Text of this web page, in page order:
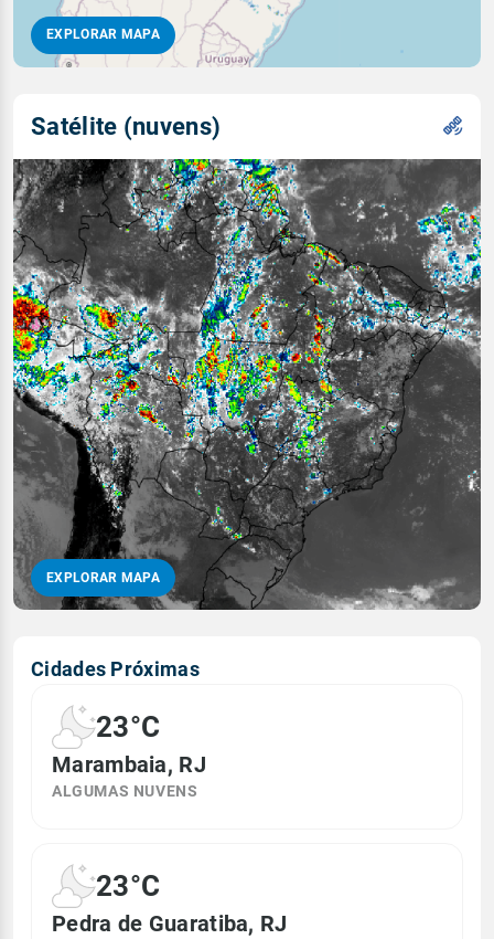
EXPLORAR MAPA
Satélite (nuvens)
EXPLORAR MAPA
Cidades Próximas
23°C
Marambaia, RJ
ALGUMAS NUVENS
23°C
Pedra de Guaratiba, RJ